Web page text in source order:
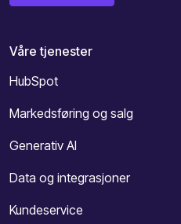
Våre tjenester
HubSpot
Markedsføring og salg
Generativ AI
Data og integrasjoner
Kundeservice